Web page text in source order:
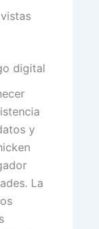
digital
y
La